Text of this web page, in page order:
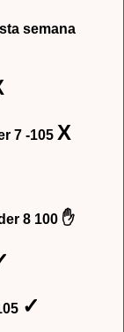
semana
7 -105 X
8 100 ✋
✓